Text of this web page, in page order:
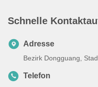
Schnelle
Adresse
Bezirk Dongguang,
Telefon